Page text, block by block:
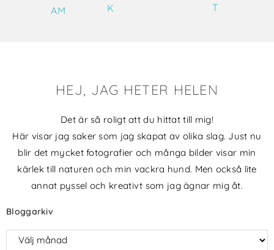
AM K T
HEJ, JAG HETER HELEN
Det är så roligt att du hittat till mig!
Här visar jag saker som jag skapat av olika slag. Just nu
blir det mycket fotografier och många bilder visar min
kärlek till naturen och min vackra hund. Men också lite
annat pyssel och kreativt som jag ägnar mig åt.
Bloggarkiv